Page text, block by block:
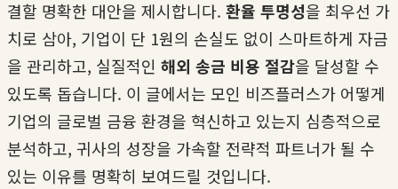
결할 명확한 대안을 제시합니다. 환율 투명성을 최우선 가
치로 삼아, 기업이 단 1원의 손실도 없이 스마트하게 자금
을 관리하고, 실질적인 해외 송금 비용 절감을 달성할 수
있도록 돕습니다. 이 글에서는 모인 비즈플러스가 어떻게
기업의 글로벌 금융 환경을 혁신하고 있는지 심층적으로
분석하고, 귀사의 성장을 가속할 전략적 파트너가 될 수
있는 이유를 명확히 보여드릴 것입니다.